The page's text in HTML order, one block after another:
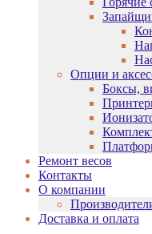
Опции и
Боксы,
Ремонт весов
Контакты
О компании
Доставка и оплата